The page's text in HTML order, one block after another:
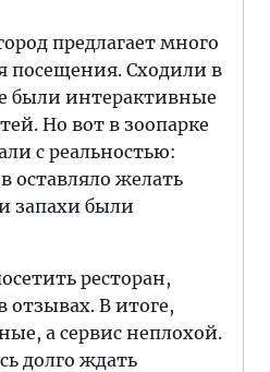
предлагает много
посещения. Сходили в
были интерактивные
Но вот в зоопарке
с реальностью:
оставляло желать
запахи были
ресторан,
отзывах. В итоге,
а сервис неплохой.
долго ждать